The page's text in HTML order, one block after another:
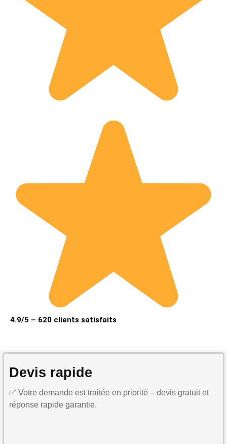
4.9/5 – 620 clients satisfaits
Devis rapide
✅ Votre demande est traitée en priorité – devis gratuit et
réponse rapide garantie.